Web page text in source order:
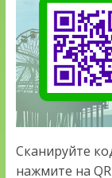
Сканируйте
нажмите на